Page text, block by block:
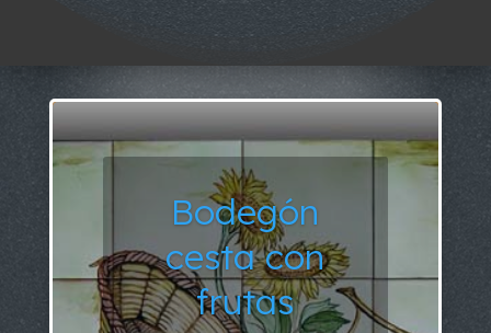
Bodegón
cesta con
frutas